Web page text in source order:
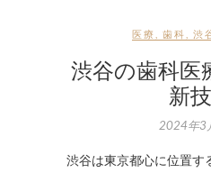
医療 歯科 渋
渋谷の歯科医
新
2024年3
渋谷は東京都心に位置す